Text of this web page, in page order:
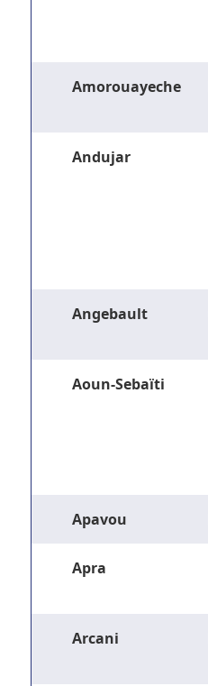
Amorouayeche
Andujar
Angebault
Aoun-Sebaïti
Apavou
Apra
Arcani